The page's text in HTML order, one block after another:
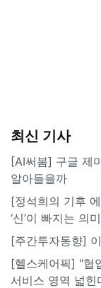
최신 기사
[AI써봄] 구글 제
알아들을까
[정석희의 기후
‘신’이 빠지는 의미
[주간투자동향]
[헬스케어픽] "협
서비스 영역 넓힌